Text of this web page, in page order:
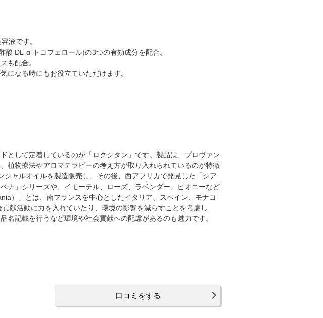
液です。
DL-α-トコフェロール)の3つの有効成分を配合。
も配合。
になる時にもお役立ていただけます。
として定着しているのが「ロクシタン」です。製品は、プロヴァン
植物療法やアロマテラピーの考え方が取り入れられているのが特徴
ャルオイルを製造販売し、その後、西アフリカで発見した「シア
ナ」シリーズや、イモーテル、ローズ、ラベンダー、ピオニーなど
）」とは、南フランスを中心としたイタリア、スペイン、モナコ
献活動に力を入れていたり、環境の影響を減らすことを考慮し
記載を行うなど環境や社会貢献への配慮があるのも魅力です。
口コミをする